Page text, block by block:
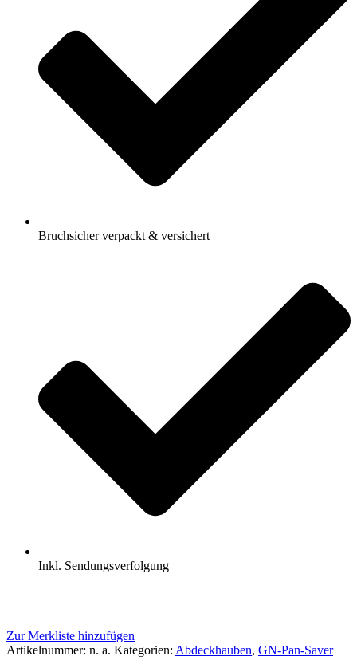
Bruchsicher verpackt & versichert
Inkl. Sendungsverfolgung
Zur Merkliste hinzufügen
Artikelnummer: n. a. Kategorien: Abdeckhauben, GN-Pan-Saver